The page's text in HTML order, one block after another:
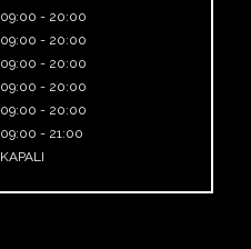
09:00 - 20:00
09:00 - 20:00
09:00 - 20:00
09:00 - 20:00
09:00 - 20:00
09:00 - 21:00
KAPALI